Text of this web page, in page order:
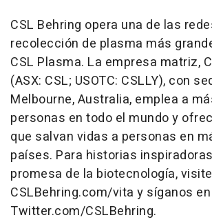
CSL Behring opera una de las
recolección de plasma más
CSL Plasma. La empresa matriz,
(ASX: CSL; USOTC: CSLLY), con
Melbourne, Australia, emplea a
personas en todo el mundo y
que salvan vidas a personas en
países. Para historias
promesa de la biotecnología,
CSLBehring.com/vita y síganos en
Twitter.com/CSLBehring.